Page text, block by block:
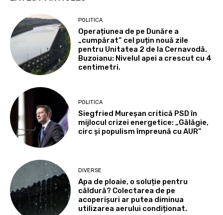
POLITICA
Operațiunea de pe Dunăre a
„cumpărat” cel puțin nouă zile
pentru Unitatea 2 de la Cernavodă.
Buzoianu: Nivelul apei a crescut cu 4
centimetri.
POLITICA
Siegfried Mureșan critică PSD în
mijlocul crizei energetice: „Gălăgie,
circ și populism împreună cu AUR”
DIVERSE
Apa de ploaie, o soluție pentru
căldură? Colectarea de pe
acoperișuri ar putea diminua
utilizarea aerului condiționat.